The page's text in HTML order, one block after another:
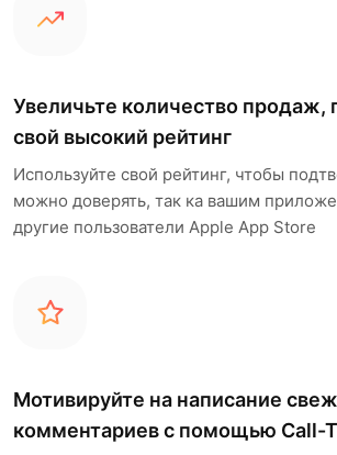
Увеличьте количество продаж,
свой высокий рейтинг
Используйте свой рейтинг, чтобы
можно доверять, так ка вашим
другие пользователи Apple App Store
Мотивируйте на написание
комментариев с помощью Call-